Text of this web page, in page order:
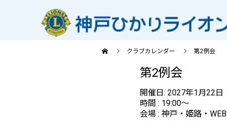
クラブカレンダー 第2例会
第2例会
開催日: 2027年1月22日
時間 : 19:00～
会場 : 神戸・姫路・WEB